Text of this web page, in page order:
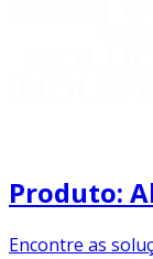
Produto:
Encontre as